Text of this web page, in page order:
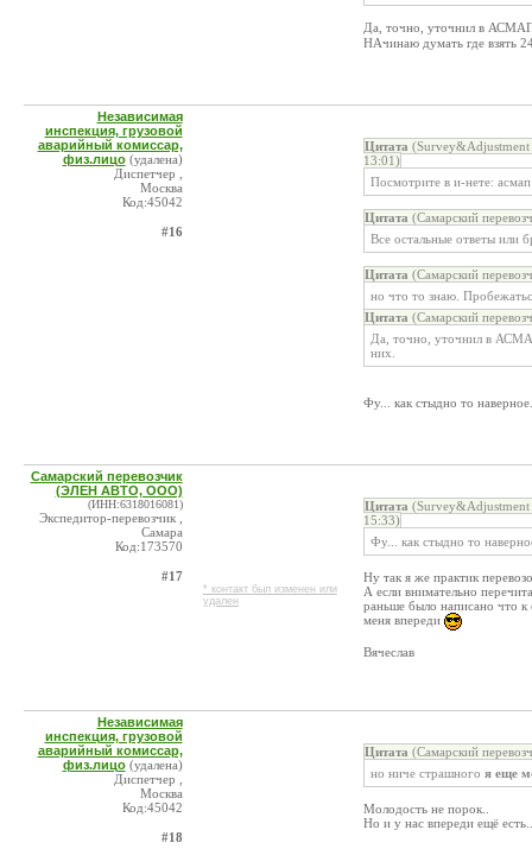
Да, точно, уточнил в
НАчинаю думать где взять
Независимая
инспекция, грузовой
аварийный комиссар,
физ.лицо (удалена)
Диспетчер ,
Москва
Код:45042
#16
Цитата (Survey&Adjustment
13:01)
Посмотрите в и-нете: асмап
Цитата (Самарский
Все остальные ответы или
Цитата (Самарский
но что то знаю.
Цитата (Самарский
Да, точно, уточнил в
них.
Фу... как стыдно то
Самарский перевозчик
(ЭЛЕН АВТО, ООО)
(ИНН:6318016081)
Экспедитор-перевозчик ,
Самара
Код:173570
#17
* контакт был изменен или
удален
Цитата (Survey&Adjustment
15:33)
Фу... как стыдно то
Ну так я же практик
А если внимательно
раньше было написано что
меня впереди
Вячеслав
Независимая
инспекция, грузовой
аварийный комиссар,
физ.лицо (удалена)
Диспетчер ,
Москва
Код:45042
#18
Цитата (Самарский
но ниче страшного я еще
Молодость не порок..
Но и у нас впереди ещё